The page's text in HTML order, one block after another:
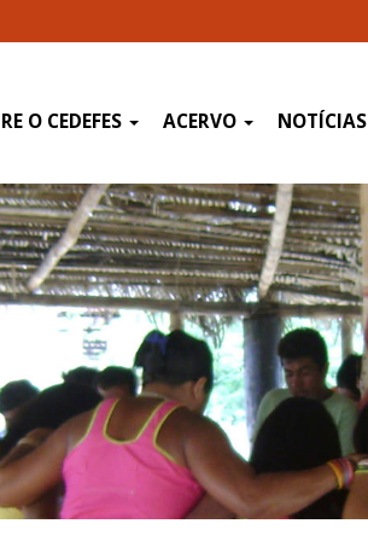
O CEDEFES ACERVO NOTÍCIAS